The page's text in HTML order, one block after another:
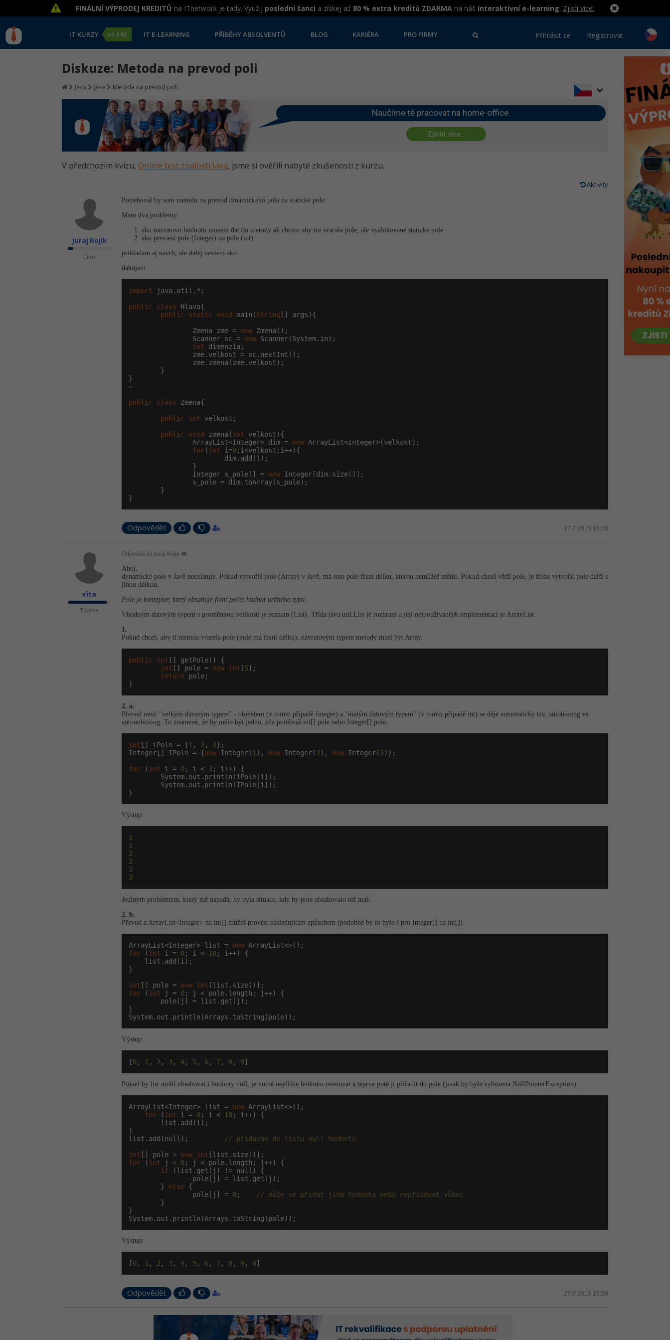
FINÁLNÍ VÝPRODEJ KREDITŮ na ITnetwork je tady. Využij poslední šanci a získej až 80 % extra kreditů ZDARMA na náš interaktivní e-learning. Zjisti více:
IT KURZY od 0 Kč IT E-LEARNING PŘÍBĚHY ABSOLVENTŮ BLOG KARIÉRA PRO FIRMY Přihlásit se Registrovat
Diskuze: Metoda na prevod poli
Java Java Metoda na prevod poli
Naučíme tě pracovat na home-office.
Zjistit více...
V předchozím kvízu, Online test znalostí Java, jsme si ověřili nabyté zkušenosti z kurzu.
Aktivity
Juraj Rojik
Člen
Potreboval by som metodu na prevod dinamickeho pola na staticke pole.
Mam dva problemy:
aku navratovu hodnotu mozem dat do metody ak chcem aby mi vracala pole, ale vyalokovane staticke pole
ako previest pole (Integer) na pole (int)
prikladam aj navrh, ale dalej neviem ako.
dakujem
import java.util.*;
public
class Hlava{
public
static void main(String [] args){
                Zmena zme =
new Zmena();
                Scanner sc =
new Scanner(System.in);
int dimenzia;
                zme.velkost = sc.nextInt();
                zme.zmena(zme.velkost);
        }
}
~
public
class Zmena{
public
int velkost;
public
void zmena(int velkost){
                ArrayList<Integer> dim =
new ArrayList<Integer>(velkost);
for(int i=0;i<velkost;i++){
                        dim.add(
1 );
                }
                Integer s_pole[] =
new Integer[dim.size()];
                s_pole = dim.toArray(s_pole);
        }
}
Odpovědět 17.7.2015 18:00
vita
Tvůrce
Odpovídá na Juraj Rojik
Ahoj,
dynamické pole v Javě neexistuje. Pokud vytvoříš pole (Array) v Javě, má toto pole fixní délku, kterou nemůžeš měnit. Pokud chceš větší pole, je třeba vytvořit pole další s
jinou délkou.
Pole je kontejner, který obsahuje fixní počet hodnot určitého typu.
Vhodným datovým typem s proměnnou velikostí je seznam (List). Třída java.util.List je rozhraní a její nejpoužívanější implementací je ArrayList.
1.
Pokud chceš, aby ti metoda vracela pole (pole má fixní délku), návratovým typem metody musí být Array.
public int [] getPole() {
int [] pole = new int [5];
return pole;
}
2. a.
Převod mezi "velkým datovým typem" - objektem (v tomto případě Integer) a "malým datovým typem" (v tomto případě int) se děje automaticky tzv. autoboxing vs
autounboxing. To znamené, že by mělo být jedno, zda používáš int[] pole nebo Integer[] pole.
int [] iPole = {1 , 2 , 3};
Integer[] IPole = {new Integer( 1 ), new Integer(2), new Integer(3)};
for (int i = 0; i < 3 ; i++) {
        System.out.println(iPole[i]);
        System.out.println(IPole[i]);
}
Výstup:
1
1
2
2
3
3
Jediným problémem, který mě napadá, by byla situace, kdy by pole obsahovalo též null.
2. b.
Převod z ArrayList<Integer> na int[] můžeš provést následujícím způsobem (podobné by to bylo i pro Integer[] na int[]).
ArrayList<Integer> list = new
for (int i = 0; i < 10; i++) {
    list.add(i);
}
int [] pole = new int
for (int j = 0; j < pole.length; j++) {
        pole[j] = list.get(j);
}
System.out.println(Arrays.toString(pole));
Výstup:
[0, 1 , 2 , 3 , 4, 5 , 6, 7 , 8, 9]
Pokud by list mohl obsahovat i hodnoty null, je nutné nejdříve hodnotu otestovat a teprve poté ji přiřadit do pole (jinak by byla vyhozena NullPointerEx­ception).
ArrayList<Integer> list = new ArrayList<>();
for (int i = 0; i < 10; i++) {
        list.add(i);
}
list.add(null);
// přidávám do listu null hodnotu
int [] pole = new int
for (int j = 0; j < pole.length; j++) {
if (list.get(j) != null) {
                pole[j] = list.get(j);
        }
else {
                pole[j] =
0;
// může se přidat jiná hodnota nebo nepřidávat vůbec
        }
}
System.out.println(Arrays.toString(pole));
Výstup:
[0, 1 , 2 , 3 , 4, 5 , 6, 7 , 8, 9, 0]
Odpovědět 27.8.2015 15:39